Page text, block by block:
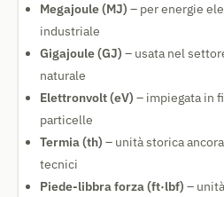
Megajoule (MJ) – per energie
industriale
Gigajoule (GJ) – usata nel
naturale
Elettronvolt (eV) – impiegata in
particelle
Termia (th) – unità storica
tecnici
Piede-libbra forza (ft·lbf) –